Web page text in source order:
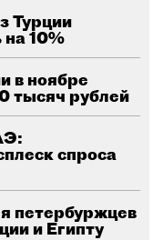
Турции
на 10%
в ноябре
тысяч рублей
спроса
петербуржцев
и Египту